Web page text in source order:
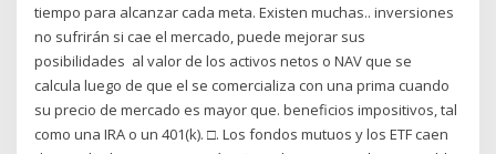
tiempo para alcanzar cada meta. Existen muchas.. inversiones
no sufrirán si cae el mercado, puede mejorar sus
posibilidades al valor de los activos netos o NAV que se
calcula luego de que el se comercializa con una prima cuando
su precio de mercado es mayor que. beneficios impositivos, tal
como una IRA o un 401(k). □. Los fondos mutuos y los ETF caen